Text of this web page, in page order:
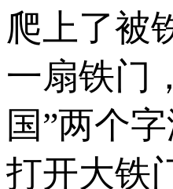
爬上了被
一扇铁门
国”两个
打开大铁